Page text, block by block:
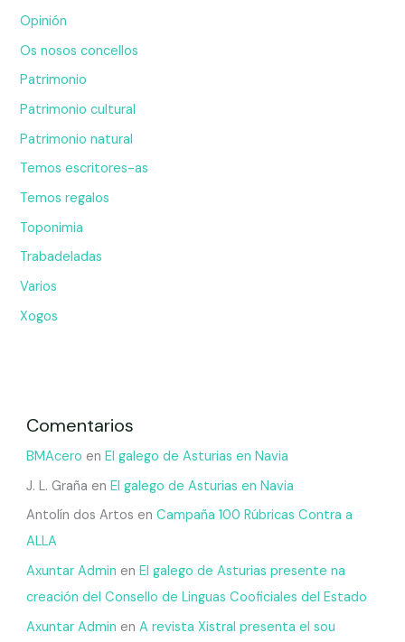
Opinión
Os nosos concellos
Patrimonio
Patrimonio cultural
Patrimonio natural
Temos escritores-as
Temos regalos
Toponimia
Trabadeladas
Varios
Xogos
Comentarios
BMAcero en El galego de Asturias en Navia
J. L. Graña en El galego de Asturias en Navia
Antolín dos Artos en Campaña 100 Rúbricas Contra a
ALLA
Axuntar Admin en El galego de Asturias presente na
creación del Consello de Linguas Cooficiales del Estado
Axuntar Admin en A revista Xistral presenta el sou